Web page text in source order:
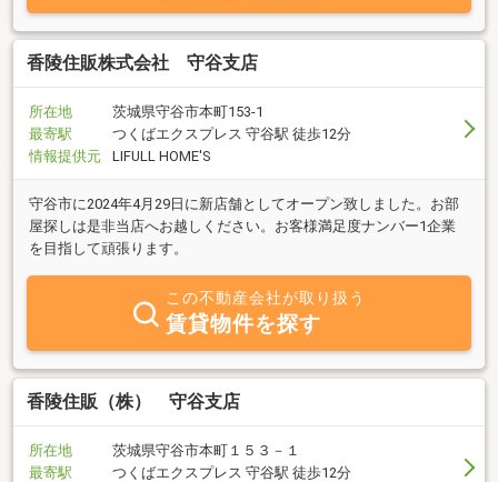
香陵住販株式会社 守谷支店
所在地
茨城県守谷市本町153-1
最寄駅
つくばエクスプレス 守谷駅 徒歩12分
情報提供元
LIFULL HOME'S
守谷市に2024年4月29日に新店舗としてオープン致しました。お部
屋探しは是非当店へお越しください。お客様満足度ナンバー1企業
を目指して頑張ります。
この不動産会社が取り扱う
賃貸物件を探す
香陵住販（株） 守谷支店
所在地
茨城県守谷市本町１５３－１
最寄駅
つくばエクスプレス 守谷駅 徒歩12分